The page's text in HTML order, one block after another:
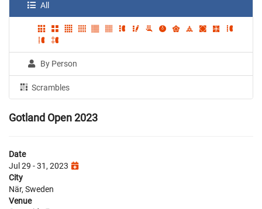
All
By Person
Scrambles
Gotland Open 2023
Date
Jul 29 - 31, 2023
City
När, Sweden
Venue